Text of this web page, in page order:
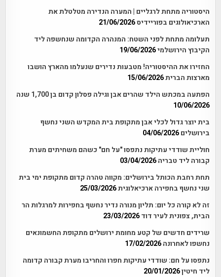
היסטוריה מתחת לרגליים | המערה הנדירה מטלטלת את
הארכיאולוגים בפוריידיס21/06/2026
תעלומה מתחת לפני השטח: המנהרה הקדומה שנחשפה ליד
הקיבוץ הירושלמי19/06/2026
החזירו את ההיסטוריה! מטבעות נדירים שנעלמו מהארץ הושבו
מארצות הברית15/06/2026
הפתעה במכתש הילד שהרים אבן וגילה פסלון קדום בן 1,700 שנה
10/06/2026
בית יוצר גדול לכלי אבן מתקופת בית המקדש השני נחשף
בירושלים 04/06/2026
חוליית שודדי עתיקות נתפסו "על חם" כשהם משחיתים מערת
קבורה ליד טבריה 03/04/2026
תחת רחבת הכותל בירושלים: מקווה טהרה קדום מתקופת ימי בית
שני נחשף בחפירה ארכיאלוגית25/03/2026
זה לא קורה כל יום: תליון מנורה נדיר נחשף בחפירות למרגלות הר
הבית, צפונית לעיר דוד 23/03/2026
שרידים חדשים של קטע מחומת ירושלים מתקופת החשמונאים
נחשפו לאחרונה 17/02/2026
נתפסו על חם: שודדי עתיקות חפרו והחריבו מערת קבורה קדומה
ליד חיטין20/01/2026